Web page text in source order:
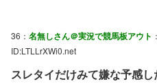
36： 名無しさん＠実況で競馬板アウト
ID:LTLLrXWi0.net
スレタイだけみて嫌な予感